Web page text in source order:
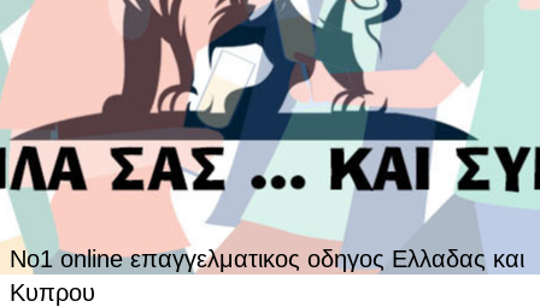
No1 online επαγγελματικος οδηγος Ελλαδας και
Κυπρου